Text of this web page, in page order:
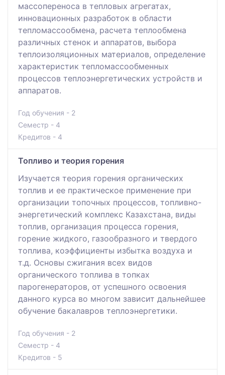
массопереноса в тепловых агрегатах,
инновационных разработок в области
тепломассообмена, расчета теплообмена
различных стенок и аппаратов, выбора
теплоизоляционных материалов, определение
характеристик тепломассообменных
процессов теплоэнергетических устройств и
аппаратов.
Год обучения - 2
Семестр - 4
Кредитов - 4
Топливо и теория горения
Изучается теория горения органических
топлив и ее практическое применение при
организации топочных процессов, топливно-
энергетический комплекс Казахстана, виды
топлив, организация процесса горения,
горение жидкого, газообразного и твердого
топлива, коэффициенты избытка воздуха и
т.д. Основы сжигания всех видов
органического топлива в топках
парогенераторов, от успешного освоения
данного курса во многом зависит дальнейшее
обучение бакалавров теплоэнергетики.
Год обучения - 2
Семестр - 4
Кредитов - 5